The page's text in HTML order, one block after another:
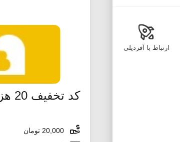
ارتباط با آفردیلی
کد تخفیف 20 هزار تومانی اکالا بدون محدودیت